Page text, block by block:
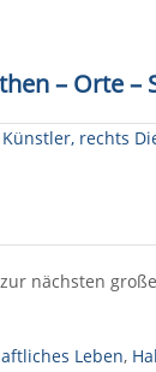
– Orte
nächsten
Leben,